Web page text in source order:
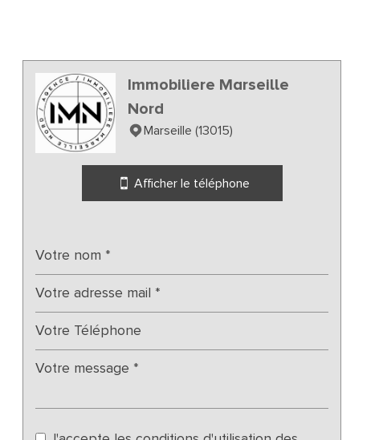
Immobiliere Marseille
Nord
Marseille (13015)
Afficher le téléphone